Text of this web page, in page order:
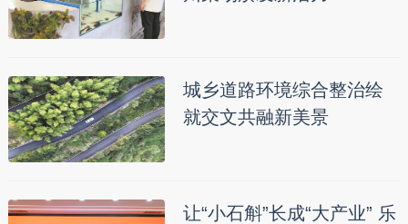
城乡道路环境综合整治绘
就交文共融新美景
让“小石斛”长成“大产业” 乐